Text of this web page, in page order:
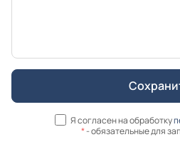
Я согласен на обработку
*- обязательные для